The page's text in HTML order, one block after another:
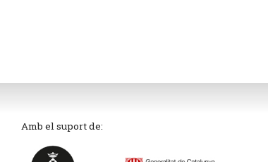
Amb el suport de: